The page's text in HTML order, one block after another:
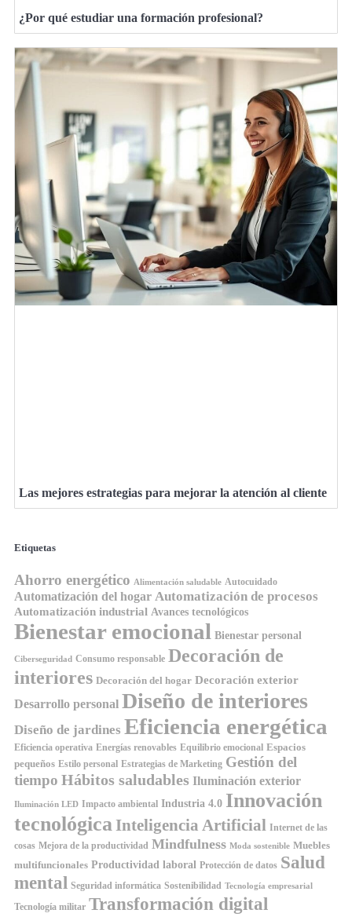
¿Por qué estudiar una formación profesional?
Las mejores estrategias para mejorar la atención al cliente
Etiquetas
Ahorro energético Alimentación saludable Autocuidado
Automatización del hogar Automatización de procesos
Automatización industrial Avances tecnológicos
Bienestar emocional Bienestar personal
Ciberseguridad Consumo responsable Decoración de
interiores Decoración del hogar Decoración exterior
Desarrollo personal Diseño de interiores
Diseño de jardines Eficiencia energética
Eficiencia operativa Energías renovables Equilibrio emocional Espacios
pequeños Estilo personal Estrategias de Marketing Gestión del
tiempo Hábitos saludables Iluminación exterior
Iluminación LED Impacto ambiental Industria 4.0 Innovación
tecnológica Inteligencia Artificial Internet de las
cosas Mejora de la productividad Mindfulness Moda sostenible Muebles
multifuncionales Productividad laboral Protección de datos Salud
mental Seguridad informática Sostenibilidad Tecnología empresarial
Tecnología militar Transformación digital